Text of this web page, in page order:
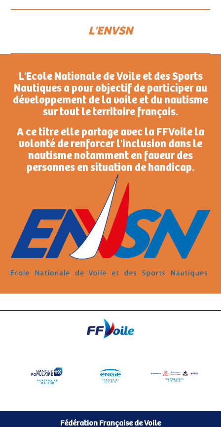
L'ENVSN
L'Ecole Nationale de Voile et des Sports
Nautiques a pour objectif de participer au
développement de la voile et du nautisme
sur tout le territoire français.
A ce titre elle partage avec la FFVoile la
volonté de renforcer l'inclusion dans le
nautisme notamment en faveur des
personnes en situation de handicap.
Fédération Française de Voile